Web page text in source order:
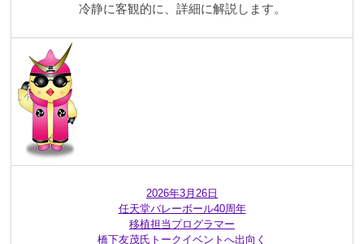
冷静に客観的に、詳細に解説します。
2026年3月26日
任天堂バレーボール40周年
移植担当プログラマー
橋下友茂氏トークイベントへ出向く